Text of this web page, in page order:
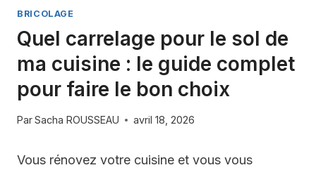
BRICOLAGE
Quel carrelage pour le sol de
ma cuisine : le guide complet
pour faire le bon choix
ParSacha ROUSSEAU avril 18, 2026
Vous rénovez votre cuisine et vous vous